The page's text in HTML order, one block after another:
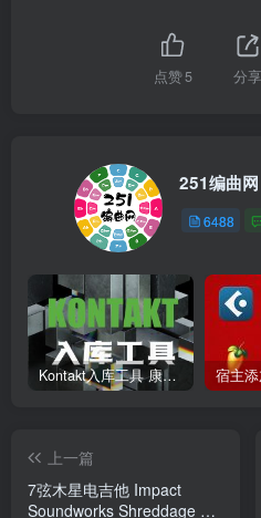
点赞5 分享
251编曲网
6488
Kontakt入库工具 康泰克入库教程
上一篇
7弦木星电吉他 Impact
Soundworks Shreddage 3